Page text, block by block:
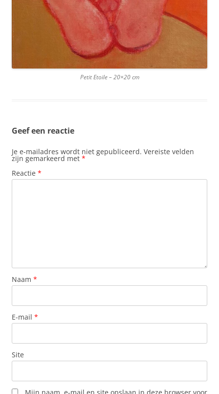
Petit Etoile – 20×20 cm
Geef een reactie
Je e-mailadres wordt niet gepubliceerd. Vereiste velden
zijn gemarkeerd met *
Reactie *
Naam *
E-mail *
Site